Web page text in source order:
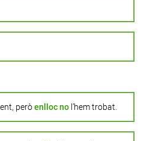
peròenllocno l’hem trobat.